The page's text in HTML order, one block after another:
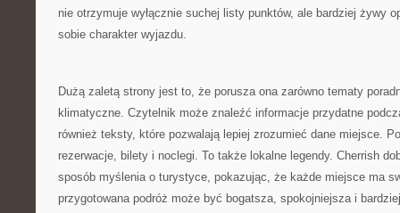
nie otrzymuje wyłącznie suchej listy punktów, ale bardziej żywy
sobie charakter wyjazdu.
Dużą zaletą strony jest to, że porusza ona zarówno tematy
klimatyczne. Czytelnik może znaleźć informacje przydatne
również teksty, które pozwalają lepiej zrozumieć dane miejsce.
rezerwacje, bilety i noclegi. To także lokalne legendy. Cherrish
sposób myślenia o turystyce, pokazując, że każde miejsce ma
przygotowana podróż może być bogatsza, spokojniejsza i